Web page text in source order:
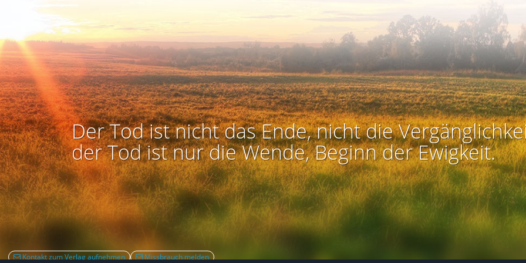
Der Tod ist nicht das Ende, nicht die
der Tod ist nur die Wende, Beginn der Ewigkeit.
Kontakt zum Verlag aufnehmen Missbrauch melden